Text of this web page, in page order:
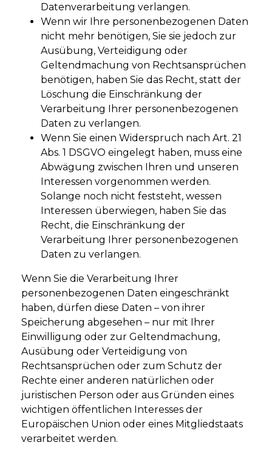
Datenverarbeitung verlangen.
Wenn wir Ihre personenbezogenen Daten
nicht mehr benötigen, Sie sie jedoch zur
Ausübung, Verteidigung oder
Geltendmachung von Rechtsansprüchen
benötigen, haben Sie das Recht, statt der
Löschung die Einschränkung der
Verarbeitung Ihrer personenbezogenen
Daten zu verlangen.
Wenn Sie einen Widerspruch nach Art. 21
Abs. 1 DSGVO eingelegt haben, muss eine
Abwägung zwischen Ihren und unseren
Interessen vorgenommen werden.
Solange noch nicht feststeht, wessen
Interessen überwiegen, haben Sie das
Recht, die Einschränkung der
Verarbeitung Ihrer personenbezogenen
Daten zu verlangen.
Wenn Sie die Verarbeitung Ihrer
personenbezogenen Daten eingeschränkt
haben, dürfen diese Daten – von ihrer
Speicherung abgesehen – nur mit Ihrer
Einwilligung oder zur Geltendmachung,
Ausübung oder Verteidigung von
Rechtsansprüchen oder zum Schutz der
Rechte einer anderen natürlichen oder
juristischen Person oder aus Gründen eines
wichtigen öffentlichen Interesses der
Europäischen Union oder eines Mitgliedstaats
verarbeitet werden.